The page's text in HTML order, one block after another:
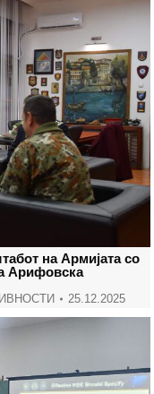
на Армијата со
Aрифовска
25.12.2025